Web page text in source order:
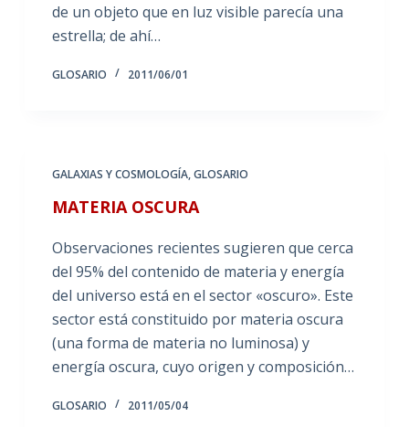
de un objeto que en luz visible parecía una
estrella; de ahí…
GLOSARIO 2011/06/01
GALAXIAS Y COSMOLOGÍA,GLOSARIO
MATERIA OSCURA
Observaciones recientes sugieren que cerca
del 95% del contenido de materia y energía
del universo está en el sector «oscuro». Este
sector está constituido por materia oscura
(una forma de materia no luminosa) y
energía oscura, cuyo origen y composición…
GLOSARIO 2011/05/04